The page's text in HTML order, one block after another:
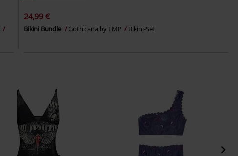
24,99 €
Bikini Bundle Gothicana by EMP Bikini-Set